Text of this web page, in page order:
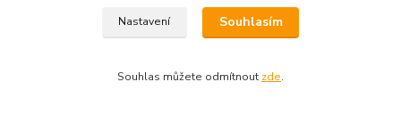
Eshop-rychle.cz
Nastavení Souhlasím
Souhlas můžete odmítnout zde.